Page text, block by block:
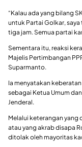
“Kalau ada yang bilang
untuk Partai Golkar, saya
tiga jam. Semua partai
Sementara itu, reaksi
Majelis Pertimbangan
Suparmanto.
Ia menyatakan
sebagai Ketua Umum
Jenderal.
Melalui keterangan yang
atau yang akrab disapa
ditolak oleh mayoritas